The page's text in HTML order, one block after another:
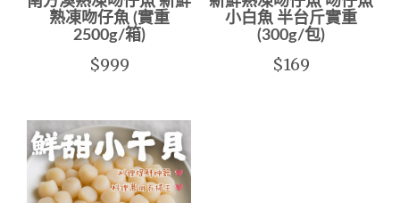
熟凍吻仔魚 (實重
2500g/箱)
$999
小白魚 半台斤實重
(300g/包)
$169